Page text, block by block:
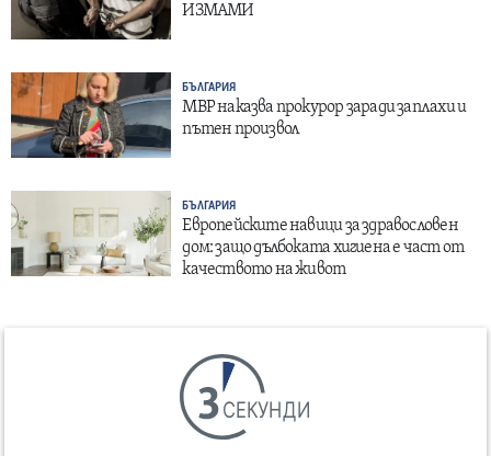
ИЗМАМИ
БЪЛГАРИЯ
МВР наказва прокурор заради заплахи и
пътен произвол
БЪЛГАРИЯ
Европейските навици за здравословен
дом: защо дълбоката хигиена е част от
качеството на живот
СЕКУНДИ